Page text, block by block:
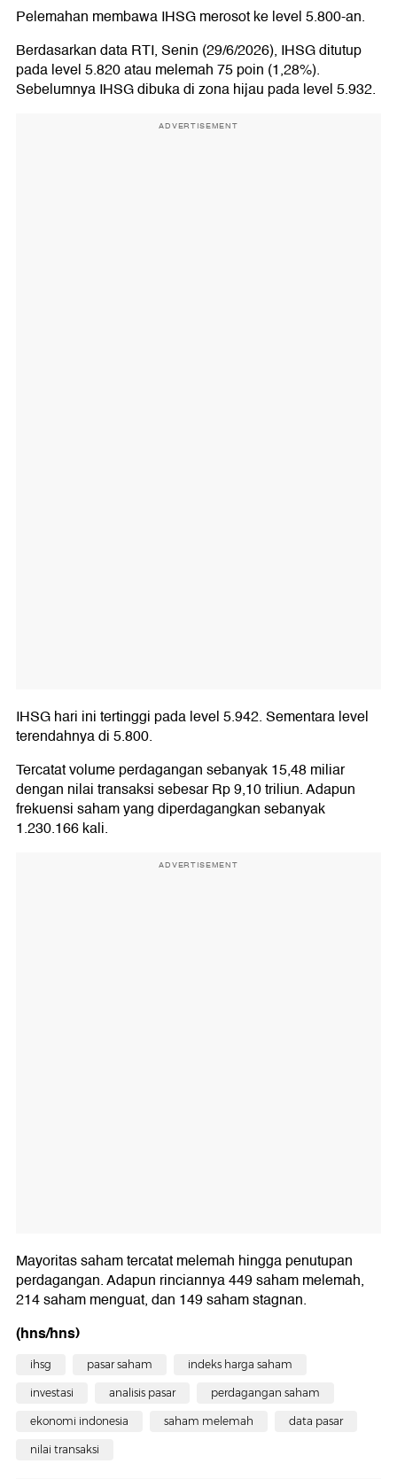
Pelemahan membawa IHSG merosot ke level 5.800-an.
Berdasarkan data RTI, Senin (29/6/2026), IHSG ditutup
pada level 5.820 atau melemah 75 poin (1,28%).
Sebelumnya IHSG dibuka di zona hijau pada level 5.932.
ADVERTISEMENT
IHSG hari ini tertinggi pada level 5.942. Sementara level
terendahnya di 5.800.
Tercatat volume perdagangan sebanyak 15,48 miliar
dengan nilai transaksi sebesar Rp 9,10 triliun. Adapun
frekuensi saham yang diperdagangkan sebanyak
1.230.166 kali.
ADVERTISEMENT
Mayoritas saham tercatat melemah hingga penutupan
perdagangan. Adapun rinciannya 449 saham melemah,
214 saham menguat, dan 149 saham stagnan.
(hns/hns)
ihsg pasar saham indeks harga saham
investasi analisis pasar perdagangan saham
ekonomi indonesia saham melemah data pasar
nilai transaksi